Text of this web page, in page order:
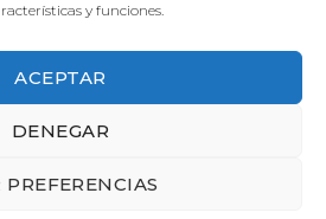
y funciones.
ACEPTAR
DENEGAR
PREFERENCIAS
FELINE BEHAVIOUR